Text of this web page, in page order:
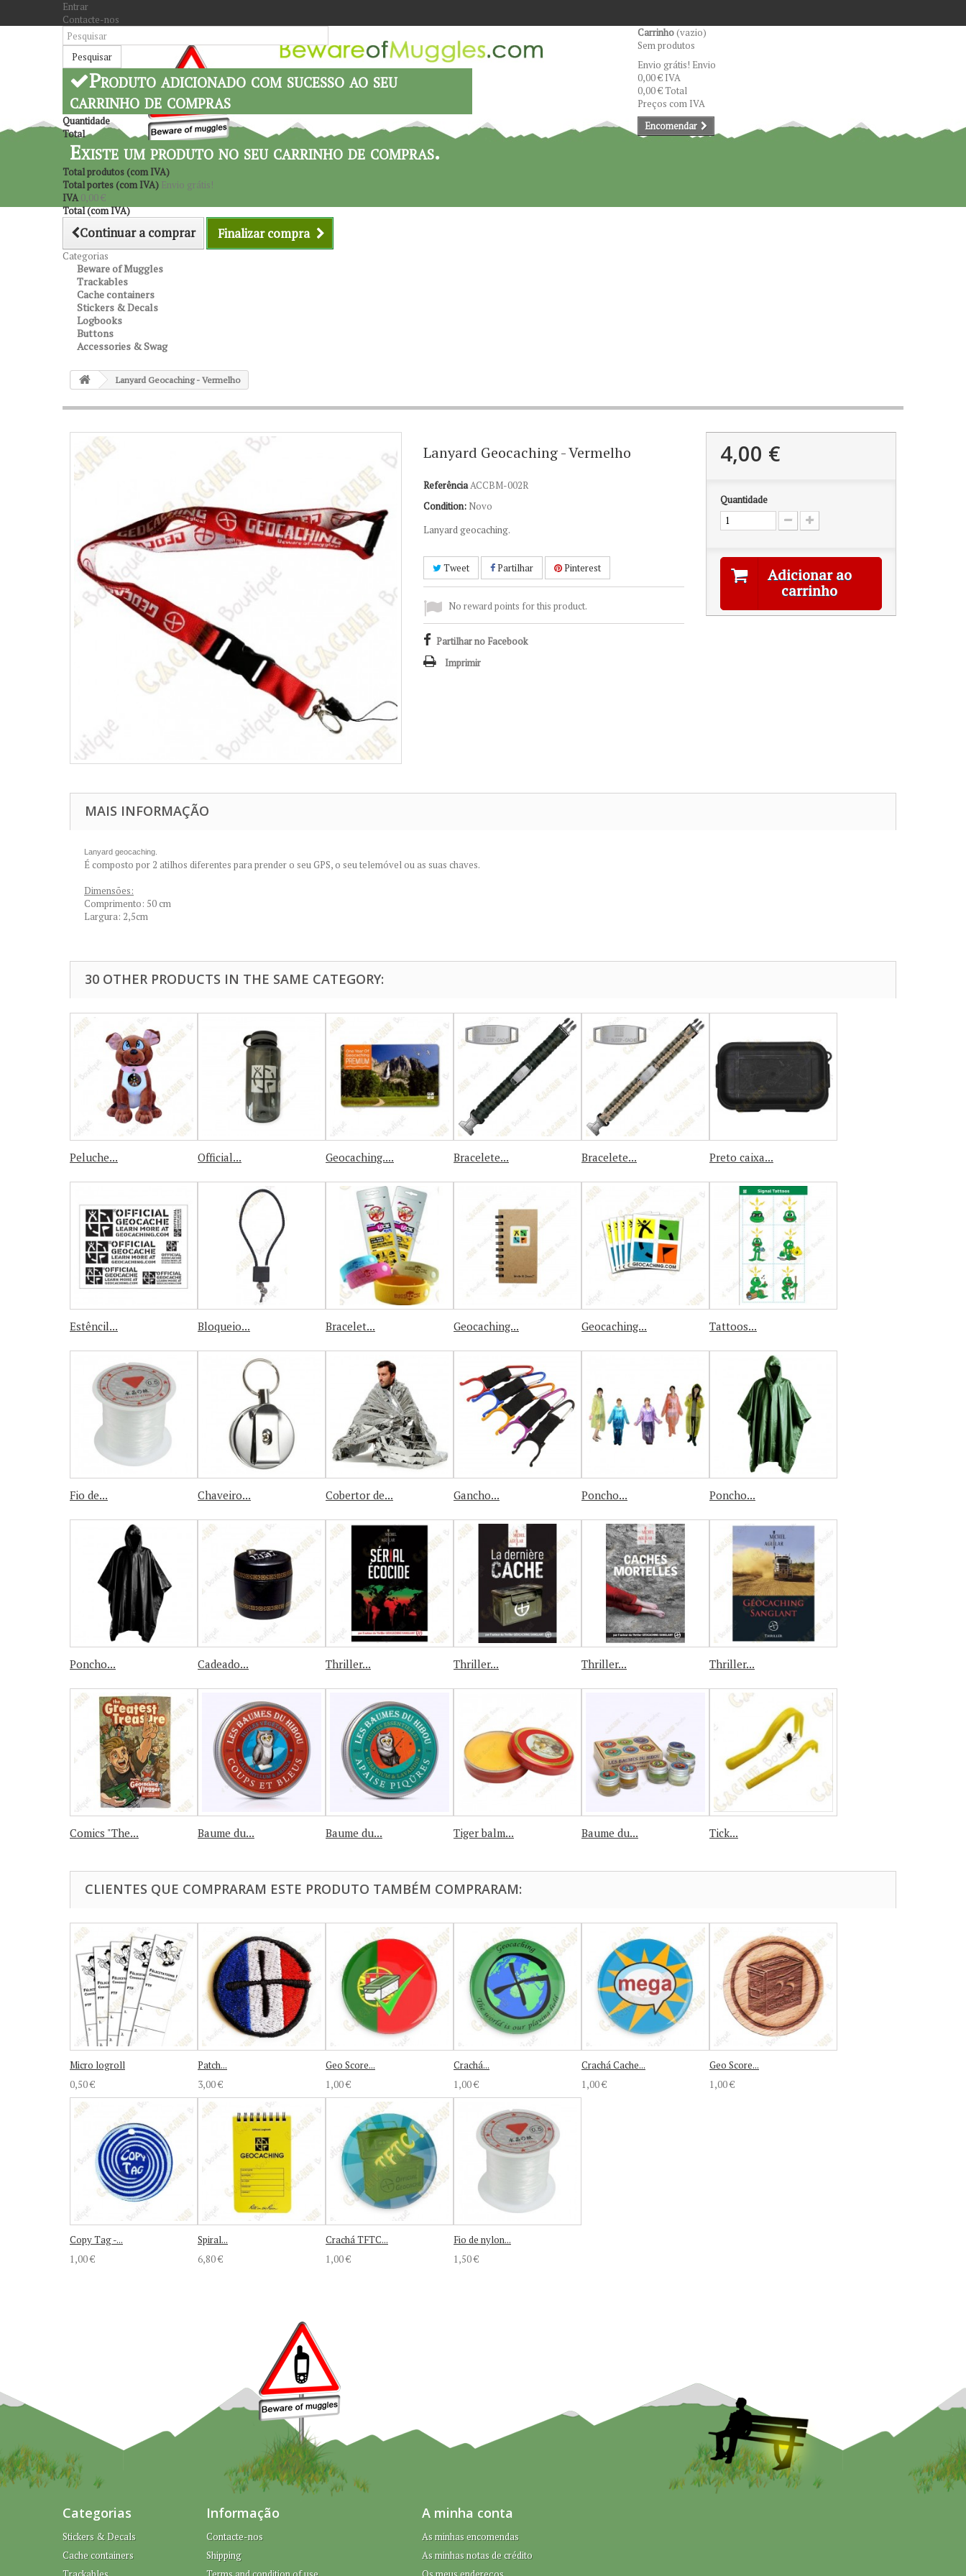
Entrar
Contacte-nos
Pesquisar
Carrinho(vazio)
Sem produtos
Envio grátis! Envio
0,00 € IVA
0,00 €Total
Preços com IVA
Encomendar
Produto adicionado com sucesso ao seu
carrinho de compras
Quantidade
Total
Existe um produto no seu carrinho de compras.
Total produtos (com IVA)
Total portes (com IVA) Envio grátis!
IVA 0,00 €
Total (com IVA)
Continuar a comprar Finalizar compra
Categorias
Beware of Muggles
Trackables
Cache containers
Stickers & Decals
Logbooks
Buttons
Accessories & Swag
Lanyard Geocaching - Vermelho
Lanyard Geocaching - Vermelho
ReferênciaACCBM-002R
Condition: Novo
Lanyard geocaching.
Tweet Partilhar Pinterest
No reward points for this product.
Partilhar no Facebook
Imprimir
4,00 €
Quantidade
Adicionar ao
carrinho
MAIS INFORMAÇÃO
Lanyard geocaching.
É composto por 2 atilhos diferentes para prender o seu GPS, o seu telemóvel ou as suas chaves.
Dimensões:
Comprimento: 50 cm
Largura: 2,5cm
30 OTHER PRODUCTS IN THE SAME CATEGORY:
Peluche... Official... Geocaching.... Bracelete... Bracelete... Preto caixa...
Estêncil... Bloqueio... Bracelet... Geocaching... Geocaching... Tattoos...
Fio de... Chaveiro... Cobertor de... Gancho... Poncho... Poncho...
Poncho... Cadeado... Thriller... Thriller... Thriller... Thriller...
Comics "The... Baume du... Baume du... Tiger balm... Baume du... Tick...
CLIENTES QUE COMPRARAM ESTE PRODUTO TAMBÉM COMPRARAM:
Micro logroll
0,50 €
Patch...
3,00 €
Geo Score...
1,00 €
Crachá...
1,00 €
Crachá Cache...
1,00 €
Geo Score...
1,00 €
Copy Tag -...
1,00 €
Spiral...
6,80 €
Crachá TFTC...
1,00 €
Fio de nylon...
1,50 €
Categorias
Stickers & Decals
Cache containers
Informação
Contacte-nos
Shipping
A minha conta
As minhas encomendas
As minhas notas de crédito